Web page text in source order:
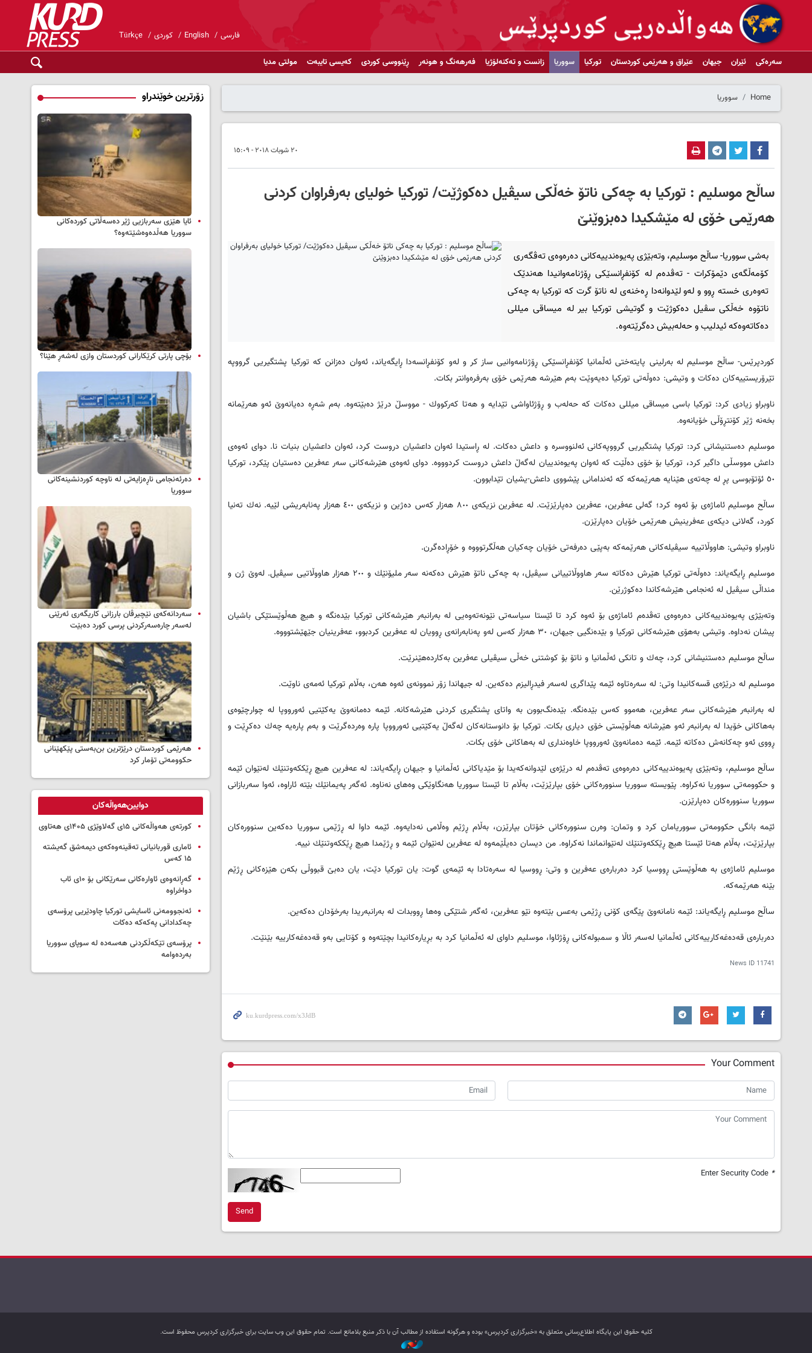
فارسی English کوردی Türkçe
سەرەکی ئێران جیهان عێراق و هەرێمی کوردستان تورکیا سووریا زانست و تەکنەلۆژیا فەرهەنگ و هونەر ڕێنووسی کوردی کەیسی تایبەت مولتی مدیا
Home سووریا
٢٠ شوبات ٢٠١٨ - ١٥:٠٩
ساڵح موسلیم : تورکیا بە چەکی ناتۆ خەڵکی سیڤیل دەکوژێت/ تورکیا خولیای بەرفراوان کردنی
هەرێمی خۆی لە مێشکیدا دەبزوێنێ
بەشی سووریا- ساڵح موسلیم، وته‌بێژی په‌یوه‌ندییه‌كانی ده‌ره‌وه‌ی ته‌ڤگه‌ری
كۆمه‌ڵگه‌ی دێمۆكرات - ته‌ڤده‌م لە کۆنفڕانسێکی ڕۆژنامەوانیدا هەندێک
تەوەری خستە ڕوو و لەو لێدوانەدا ڕەخنەی لە ناتۆ گرت کە تورکیا بە چەکی
ناتۆوە خەڵکی سڤیل دەکوژێت و گوتیشی تورکیا بیر لە میساقی میللی
دەکاتەوەکە ئیدلیب و حەلەبیش دەگرێتەوە.
کوردپرێس- ساڵح موسلیم له‌ به‌رلینی پایته‌ختی ئه‌ڵمانیا كۆنفڕانسێكی ڕۆژنامه‌وانیی ساز كر و لەو کۆنفڕانسەدا ڕایگه‌یاند، ئه‌وان ده‌زانن كه‌ توركیا پشتگیریی گرووپه‌
تێرۆریستییه‌كان ده‌كات و وتیشی: ده‌وڵه‌تی توركیا ده‌یه‌وێت به‌م هێرشه‌ هه‌رێمی خۆی به‌رفره‌وانتر بكات.
ناوبراو زیادی کرد: توركیا باسی میساقی میللی ده‌كات كه‌ حه‌له‌ب و ڕۆژئاواشی تێدایه‌ و هه‌تا كه‌ركووك - مووسڵ درێژ ده‌بێته‌وه‌. به‌م شه‌ڕه‌ ده‌یانه‌وێ ئه‌و هه‌رێمانه‌
بخه‌نه‌ ژێر كۆنتڕۆڵی خۆیانه‌وه‌.
موسلیم ده‌ستنیشانی كرد: توركیا پشتگیریی گرووپه‌كانی ئه‌لنووسره‌ و داعش ده‌كات. له‌ ڕاستیدا ئه‌وان داعشیان دروست كرد، ئه‌وان داعشیان بنیات نا. دوای ئه‌وه‌ی
داعش مووسڵی داگیر كرد، توركیا بۆ خۆی ده‌ڵێت كه‌ ئه‌وان په‌یوه‌ندییان له‌گه‌ڵ داعش دروست كردوووه‌. دوای ئه‌وه‌ی هێرشه‌كانی سه‌ر عه‌فرین ده‌ستیان پێكرد، توركیا
٥٠ ئۆتۆبوسی پڕ له‌ چه‌ته‌ی هێنایه‌ هه‌رێمه‌كه‌‌ كه‌ ئه‌ندامانی پێشووی داعش-یشیان تێدابوون.
ساڵح موسلیم ئاماژه‌ی بۆ ئه‌وه‌ كرد؛ گه‌لی عه‌فرین، عه‌فرین ده‌پارێزێت. له‌ عه‌فرین نزیكه‌ی ٨٠٠ هه‌زار كه‌س ده‌ژین و نزیكه‌ی ٤٠٠ هه‌زار په‌نابه‌ریشی لێیه‌. نه‌ك ته‌نیا
كورد، گه‌لانی دیكه‌ی عه‌فرینیش هه‌رێمی خۆیان ده‌پارێزن.
ناوبراو وتیشی: هاووڵاتییه‌ سیڤیله‌كانی هه‌رێمه‌كه‌ به‌پێی ده‌رفه‌تی خۆیان چه‌كیان هه‌ڵگرتوووه‌ و خۆڕاده‌گرن.
موسلیم ڕایگه‌یاند: ده‌وڵه‌تی توركیا هێرش ده‌كاته‌ سه‌ر هاووڵاتییانی سیڤیل، به‌ چه‌كی ناتۆ هێرش ده‌كه‌نه‌ سه‌ر ملیۆنێك و ٢٠٠ هه‌زار هاووڵاتیی سیڤیل. له‌وێ ژن و
منداڵی سیڤیل له‌ ئه‌نجامی هێرشه‌كاندا ده‌كوژرێن.
وته‌بێژی په‌یوه‌ندییه‌كانی ده‌ره‌وه‌ی ته‌ڤده‌م ئاماژه‌ی بۆ ئه‌وه‌ كرد تا ئێستا سیاسه‌تی نێونه‌ته‌وه‌یی له‌ به‌رانبه‌ر هێرشه‌كانی توركیا بێده‌نگه‌ و هیچ هه‌ڵوێستێكی باشیان
پیشان نه‌داوه‌. وتیشی به‌هۆی هێرشه‌كانی توركیا و بێده‌نگیی جیهان، ٣٠ هه‌زار كه‌س له‌و په‌نابه‌رانه‌ی ڕوویان له‌ عه‌فرین كردبوو، عه‌فرینیان جێهێشتوووه‌.
ساڵح موسلیم ده‌ستنیشانی كرد، چه‌ك و تانكی ئه‌ڵمانیا و ناتۆ بۆ كوشتنی خه‌ڵی سیڤیلی عه‌فرین به‌كارده‌هێنرێت.
موسلیم له‌ درێژه‌ی قسه‌كانیدا وتی: له‌ سه‌ره‌تاوه‌ ئێمه پێداگری له‌سه‌ر‌ فیدڕالیزم ده‌كه‌ین. له‌ جیهاندا زۆر نموونه‌ی ئه‌وه‌ هه‌ن، به‌ڵام توركیا ئه‌مه‌ی ناوێت.
له‌ به‌رانبه‌ر هێرشه‌كانی سه‌ر عه‌فرین، هه‌موو كه‌س بێده‌نگه‌. بێده‌نگ‌بوون به‌ واتای پشتگیری كردنی هێرشه‌كانه‌. ئێمه‌ ده‌مانه‌وێ یه‌كێتیی ئه‌ورووپا له‌ چوارچێوه‌ی
به‌هاكانی خۆیدا له‌ به‌رانبه‌ر ئه‌و هێرشانه‌ هه‌ڵوێستی خۆی دیاری بكات. توركیا بۆ دانوستانه‌كان له‌گه‌ڵ یه‌كێتیی ئه‌ورووپا پاره‌ وه‌رده‌گرێت و به‌م پاره‌یه‌ چه‌ك ده‌كڕێت و
ڕووی ئه‌و چه‌كانه‌ش ده‌كاته‌ ئێمه‌. ئێمه‌ ده‌مانه‌وێ ئه‌ورووپا خاوه‌نداری له‌ به‌هاكانی خۆی بكات.
ساڵح موسلیم، وته‌بێژی په‌یوه‌ندییه‌كانی ده‌ره‌وه‌ی ته‌ڤده‌م له‌ درێژه‌ی لێدوانه‌كه‌یدا بۆ مێدیاكانی ئه‌ڵمانیا و جیهان ڕایگه‌یاند: له‌ عه‌فرین هیچ ڕێككه‌وتنێك له‌نێوان ئێمه‌
و حكوومه‌تی سووریا نه‌كراوه‌. پێویسته‌ سووریا سنووره‌كانی خۆی بپارێزێت، به‌ڵام تا ئێستا سووریا هه‌نگاوێكی وه‌های نه‌ناوه‌. ئه‌گه‌ر په‌یمانێك بێته‌ ئاراوه‌، ئه‌وا سه‌ربازانی
سووریا سنووره‌كان ده‌پارێزن.
ئێمه‌ بانگی حكوومه‌تی سووریامان كرد و وتمان: وه‌رن سنووره‌كانی خۆتان بپارێزن، به‌ڵام ڕژێم وه‌ڵامی نه‌دایه‌وه‌. ئێمه‌ داوا له‌ ڕژێمی سووریا ده‌كه‌ین سنووره‌كان
بپارێزێت، به‌ڵام هه‌تا ئێستا هیچ ڕێككه‌وتنێك له‌نێوانماندا نه‌كراوه‌. من دیسان ده‌یڵێمه‌وه‌ له‌ عه‌فرین له‌نێوان ئێمه‌ و ڕژێمدا هیچ ڕێككه‌وتنێك نییه‌.
موسلیم ئاماژه‌ی به‌ هه‌ڵوێستی ڕووسیا كرد ده‌رباره‌ی عه‌فرین و وتی: ڕووسیا له‌ سه‌ره‌تادا به‌ ئێمه‌ی گوت: یان توركیا دێت، یان ده‌بێ قبووڵی بكه‌ن هێزه‌كانی ڕژێم
بێنه‌ هه‌رێمه‌كه‌.
ساڵح موسلیم ڕایگه‌یاند: ئێمه‌ نامانه‌وێ پێگه‌ی كۆنی ڕژێمی به‌عس بێته‌وه‌‌ نێو عه‌فرین، ئه‌گه‌ر شتێكی وه‌ها ڕووبدات له‌ به‌رانبه‌ریدا به‌رخۆدان ده‌كه‌ین.
ده‌رباره‌ی قه‌ده‌غه‌كارییه‌كانی ئه‌ڵمانیا له‌سه‌ر ئاڵا و سمبوله‌كانی ڕۆژئاوا، موسلیم داوای له‌ ئه‌ڵمانیا كرد به‌ بڕیاره‌كانیدا بچێته‌وه‌ و كۆتایی به‌و قه‌ده‌غه‌كارییه‌ بێنێت.
News ID 11741
Your Comment
*
Send
زۆرترین خوێندراو
ئایا هێزی سەربازیی ژێر دەسەڵاتی کوردەکانی
سووریا هەڵدەوەشێتەوە؟
بۆچی پارتی کرێکارانی کوردستان وازی لەشەڕ هێنا؟
دەرئەنجامی ناڕەزایەتی لە ناوچە کوردنشینەکانی
سووریا
سه‌ردانه‌کەی نێچیرڤان بارزانی كاریگه‌ری ئه‌رێنی
له‌سه‌ر چاره‌سه‌ركردنی پرسی كورد ده‌بێت
هەرێمی کوردستان درێژترین بن‌بەستی پێکهێنانی
حکوومەتی تۆمار کرد
دوایین‌هەواڵەکان
کورتەی هەواڵەکانی ۱۵ی گەلاوێژی ۱۴۰۵ی هەتاوی
ئاماری قوربانیانی تەقینەوەکەی دیمەشق گەیشتە
۱۵ کەس
گەڕانەوەی ئاوارەکانی سەرێکانی بۆ ۱۰ی ئاب
دواخراوە
ئەنجوومەنی ئاسایشی تورکیا چاودێریی پرۆسەی
چەکدادانی پەکەکە دەکات
پرۆسەی تێکەڵکردنی هەسەدە لە سوپای سووریا
بەردەوامە
کليه حقوق اين پایگاه اطلاع‌رسانی متعلق به «خبرگزاری کردپرس» بوده و هرگونه استفاده از مطالب آن با ذکر منبع بلامانع است. تمام حقوق این وب سایت برای خبرگزاری کردپرس محفوظ است.